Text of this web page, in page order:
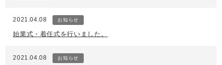
2021.04.08 お知らせ
始業式・着任式を行いました。
2021.04.08 お知らせ